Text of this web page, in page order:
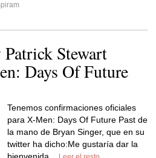
Stewart
Days Of Future
Tenemos confirmaciones oficiales
para X-Men: Days Of Future Past de
la mano de Bryan Singer, que en su
twitter ha dicho:Me gustaría dar la